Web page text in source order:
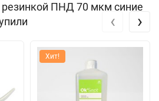
ПНД 70 мкм синие
Хит!
‹ ›